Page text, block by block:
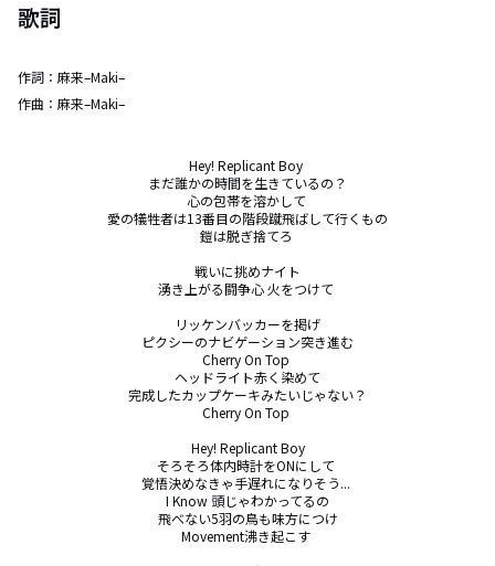
歌詞
作詞： 麻来–Maki–
作曲： 麻来–Maki–
Hey! Replicant Boy
まだ誰かの時間を生きているの？
心の包帯を溶かして
愛の犠牲者は13番目の階段蹴飛ばして行くもの
鎧は脱ぎ捨てろ
戦いに挑めナイト
湧き上がる闘争心 火をつけて
リッケンバッカーを掲げ
ピクシーのナビゲーション突き進む
Cherry On Top
ヘッドライト赤く染めて
完成したカップケーキみたいじゃない？
Cherry On Top
Hey! Replicant Boy
そろそろ体内時計をONにして
覚悟決めなきゃ手遅れになりそう...
I Know 頭じゃわかってるの
飛べない5羽の鳥も味方につけ
Movement沸き起こす